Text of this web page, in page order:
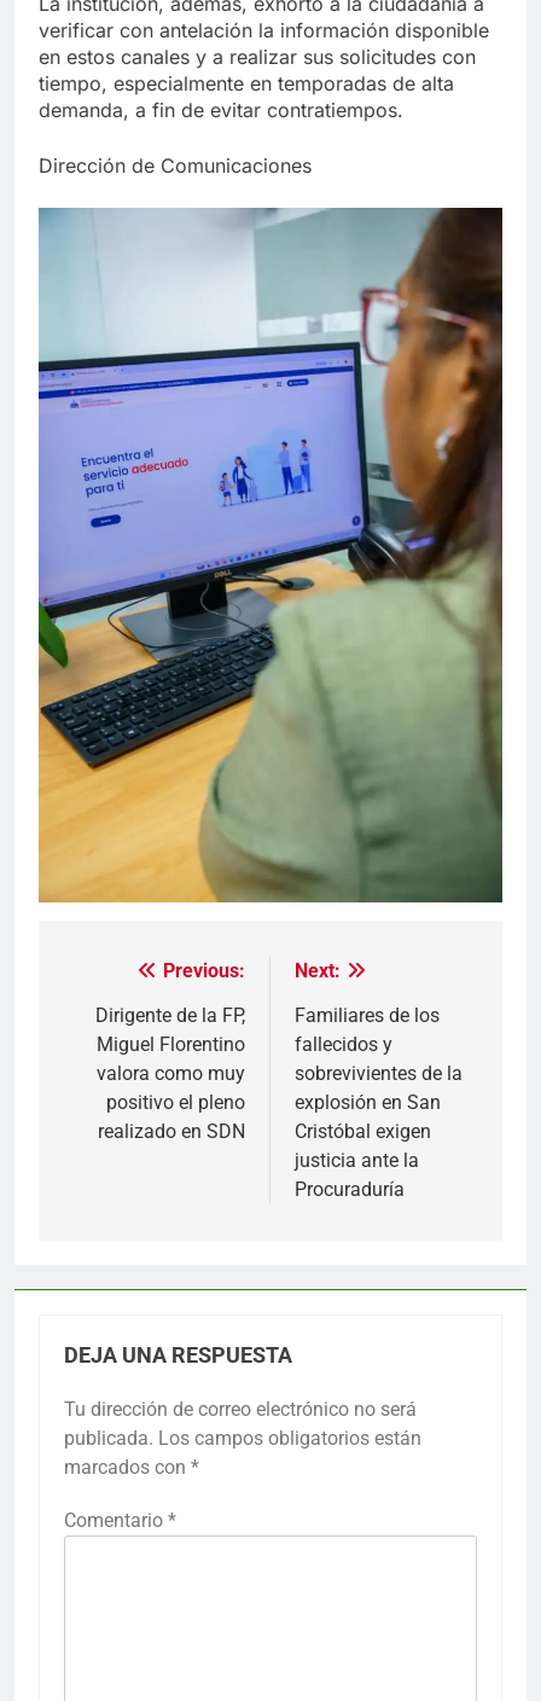
verificar con antelación la información disponible
en estos canales y a realizar sus solicitudes con
tiempo, especialmente en temporadas de alta
demanda, a fin de evitar contratiempos.
Dirección de Comunicaciones
Navegación
entradas
Previous:
Dirigente de la FP,
Miguel Florentino
valora como muy
positivo el pleno
realizado en SDN
Next:
Familiares de los
fallecidos y
sobrevivientes de la
explosión en San
Cristóbal exigen
justicia ante la
Procuraduría
DEJA UNA RESPUESTA
Tu dirección de correo electrónico no será
publicada. Los campos obligatorios están
marcados con *
Comentario *